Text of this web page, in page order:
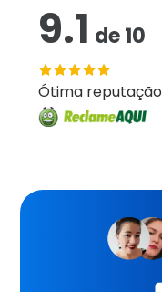
9.1 de10
Ótima reputação